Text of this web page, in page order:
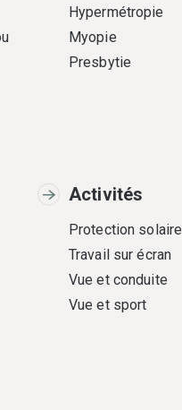
Hypermétropie
Myopie
Presbytie
Activités
Protection solaire
Travail sur écran
Vue et conduite
Vue et sport